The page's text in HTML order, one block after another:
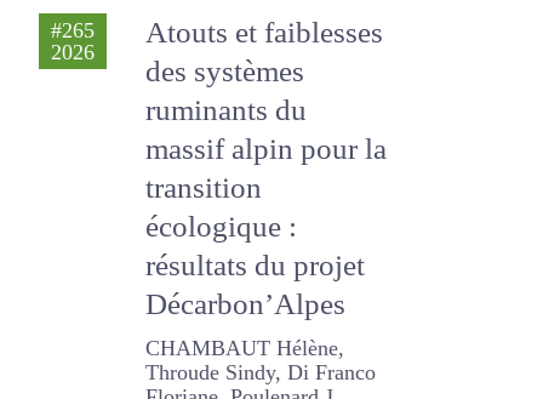
#265
Atouts et
faiblesses des
systèmes
ruminants du
massif alpin pour
la transition
écologique :
résultats du projet
Décarbon’Alpes